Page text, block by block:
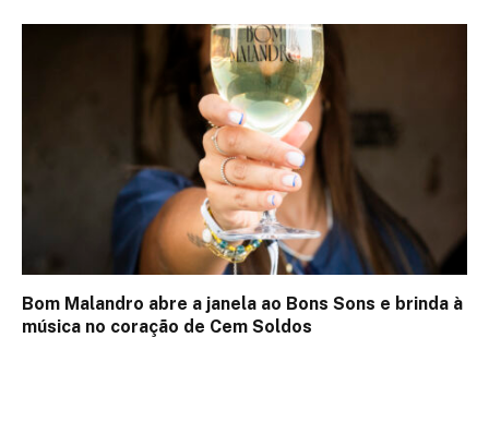
Bom Malandro abre a janela ao Bons Sons e brinda à
música no coração de Cem Soldos